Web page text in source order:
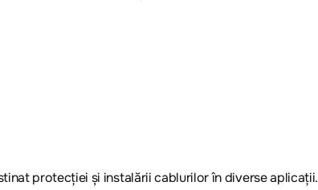
protecției și instalării cablurilor în diverse aplicații.